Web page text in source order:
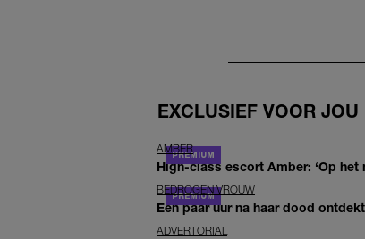
EXCLUSIEF VOOR JOU
AMBER
High-class escort Amber: ‘Op
BEDROGEN VROUW
Een paar uur na haar dood
ADVERTORIAL